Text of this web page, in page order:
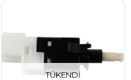
TÜKENDI